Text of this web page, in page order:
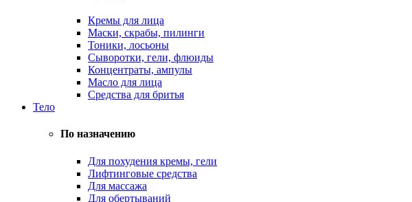
Кремы для лица
Маски, скрабы, пилинги
Тоники, лосьоны
Сыворотки, гели, флюиды
Концентраты, ампулы
Масло для лица
Средства для бритья
Тело
По назначению
Для похудения кремы, гели
Лифтинговые средства
Для массажа
Для обертываний